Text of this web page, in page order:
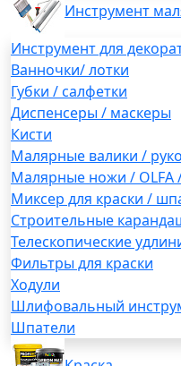
Инструмент
Инструмент для
Ванночки/ лотки
Губки / салфетки
Диспенсеры / маскеры
Кисти
Малярные валики /
Малярные ножи / OLFA /
Миксер для краски /
Строительные
Телескопические
Фильтры для краски
Ходули
Шлифовальный
Шпатели